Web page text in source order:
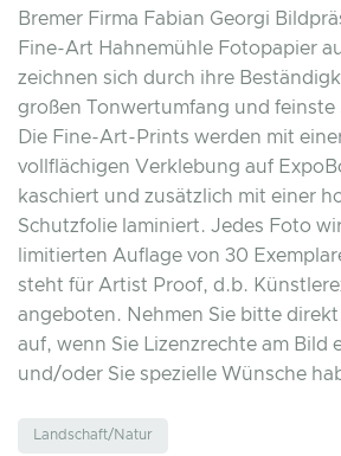
Bremer Firma Fabian Georgi
Fine-Art Hahnemühle Fotopapier
zeichnen sich durch ihre
großen Tonwertumfang und feinste
Die Fine-Art-Prints werden mit
vollflächigen Verklebung auf
kaschiert und zusätzlich mit einer
Schutzfolie laminiert. Jedes Foto
limitierten Auflage von 30
steht für Artist Proof, d.b.
angeboten. Nehmen Sie bitte
auf, wenn Sie Lizenzrechte am Bild
und/oder Sie spezielle Wünsche
Landschaft/Natur